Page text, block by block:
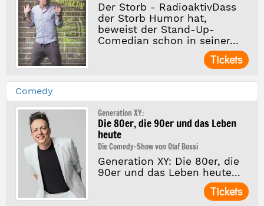
Der Storb - RadioaktivDass
der Storb Humor hat,
beweist der Stand-Up-
Comedian schon in seiner...
Tickets
Comedy
Generation XY:
Die 80er, die 90er und das Leben
heute
Die Comedy-Show von Olaf Bossi
Generation XY: Die 80er, die
90er und das Leben heute...
Tickets